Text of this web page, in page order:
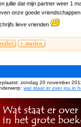
jullie dat mijn partner weer 1
onze goede
lieve vrienden
zondag 20 november
wat staat er over jou in